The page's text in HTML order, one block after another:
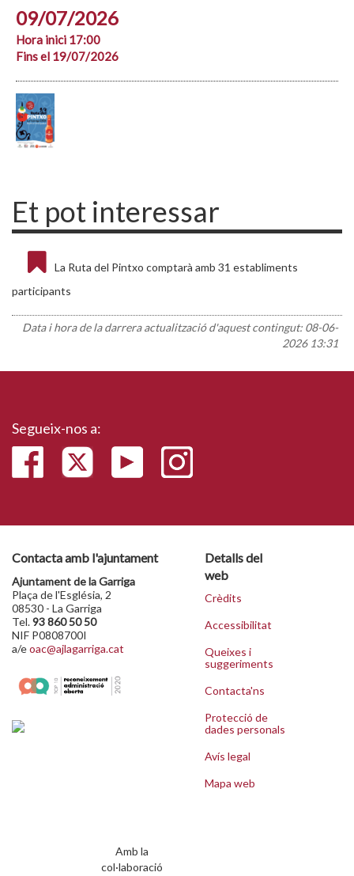
09/07/2026
Hora inici 17:00
Fins el 19/07/2026
Et pot interessar
La Ruta del Pintxo comptarà amb 31 establiments
participants
Data i hora de la darrera actualització d'aquest contingut: 08-06-
2026 13:31
Segueix-nos a:
Contacta amb l'ajuntament
Ajuntament de la Garriga
Plaça de l'Església, 2
08530 - La Garriga
Tel.93 860 50 50
NIF P0808700I
a/eoac@ajlagarriga.cat
Detalls del
web
Crèdits
Accessibilitat
Queixes i
suggeriments
Contacta'ns
Protecció de
dades personals
Avís legal
Mapa web
Amb la
col·laboració